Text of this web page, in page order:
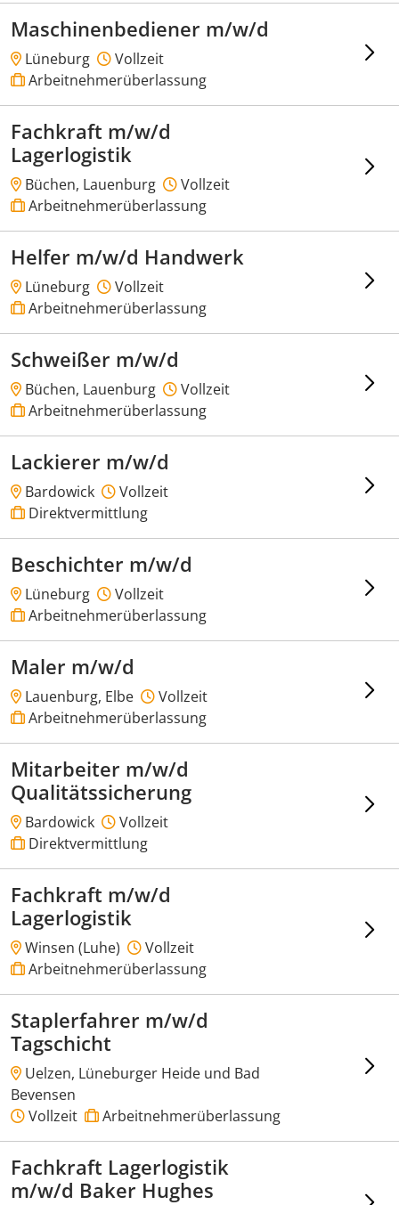
Maschinenbediener m/w/d
Lüneburg
Vollzeit
Arbeitnehmerüberlassung
Fachkraft m/w/d
Lagerlogistik
Büchen, Lauenburg
Vollzeit
Arbeitnehmerüberlassung
Helfer m/w/d Handwerk
Lüneburg
Vollzeit
Arbeitnehmerüberlassung
Schweißer m/w/d
Büchen, Lauenburg
Vollzeit
Arbeitnehmerüberlassung
Lackierer m/w/d
Bardowick
Vollzeit
Direktvermittlung
Beschichter m/w/d
Lüneburg
Vollzeit
Arbeitnehmerüberlassung
Maler m/w/d
Lauenburg, Elbe
Vollzeit
Arbeitnehmerüberlassung
Mitarbeiter m/w/d
Qualitätssicherung
Bardowick
Vollzeit
Direktvermittlung
Fachkraft m/w/d
Lagerlogistik
Winsen (Luhe)
Vollzeit
Arbeitnehmerüberlassung
Staplerfahrer m/w/d
Tagschicht
Uelzen, Lüneburger Heide und Bad
Bevensen
Vollzeit
Arbeitnehmerüberlassung
Fachkraft Lagerlogistik
m/w/d Baker Hughes